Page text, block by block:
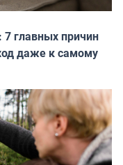
7 главных причин
даже к самому